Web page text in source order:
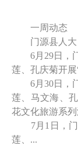
一周动态
门源县人大
6月29日，门
莲、孔庆菊开展
6月30日，门
莲、马文海、
花文化旅游系列
7月1日，门
莲、...